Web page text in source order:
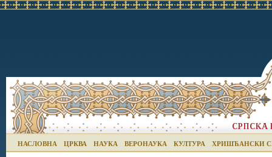
НАСЛОВНА ЦРКВА НАУКА ВЕРОНАУКА КУЛТУРА ХРИШЋАНСКИ